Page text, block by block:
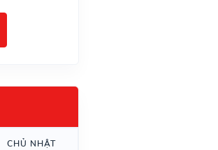
CHỦ NHẬT